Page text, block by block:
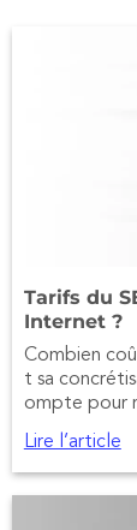
Tarifs du
Internet ?
Combien
t sa
ompte pour
ternet.
Lire l’article